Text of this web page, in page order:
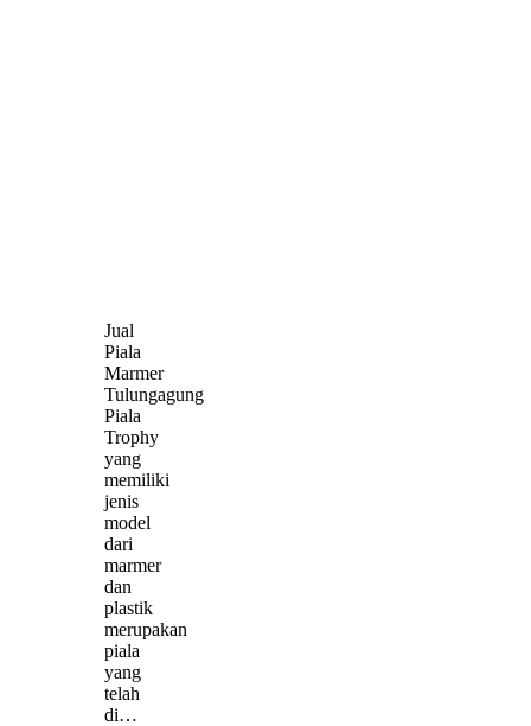
Jual
Piala
Marmer
Tulungagung
Piala
Trophy
yang
memiliki
jenis
model
dari
marmer
dan
plastik
merupakan
piala
yang
telah
di…